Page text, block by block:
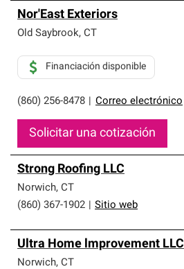
Nor'East Exteriors
Old Saybrook, CT
(860) 256-8478 Correo electrónico
Financiación disponible
Solicitar una cotización
Strong Roofing LLC
Norwich, CT
(860) 367-1902
Sitio web
Ultra Home lmprovement LLC
Norwich, CT